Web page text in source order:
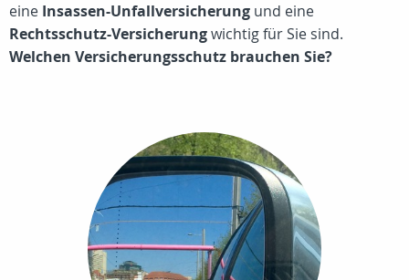
eine Insassen-Unfallversicherung und eine
Rechtsschutz-Versicherungwichtig für Sie sind.
Welchen Versicherungsschutz brauchen Sie?